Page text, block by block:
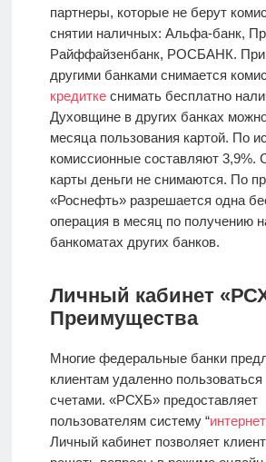
партнеры, которые не берут
снятии наличных: Альфа-банк,
Райффайзенбанк, РОСБАНК. При
другими банками снимается
кредиткеснимать бесплатно
Духовщине в других банках
месяца пользования картой. По
комиссионные составляют 3,9%.
карты деньги не снимаются. По
«Роснефть» разрешается одна
операция в месяц по получению
банкоматах других банков.
Личный кабинет
Преимущества
Многие федеральные банки
клиентам удаленно
счетами. «РСХБ» предоставляет
пользователям систему “
Личный кабинет позволяет